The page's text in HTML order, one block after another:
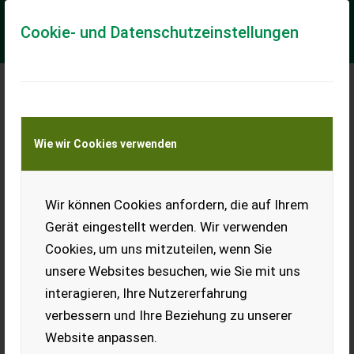
Cookie- und Datenschutzeinstellungen
Wie wir Cookies verwenden
Wir können Cookies anfordern, die auf Ihrem
Gerät eingestellt werden. Wir verwenden
Cookies, um uns mitzuteilen, wenn Sie
unsere Websites besuchen, wie Sie mit uns
interagieren, Ihre Nutzererfahrung
verbessern und Ihre Beziehung zu unserer
Website anpassen.
Meine Transportkostenanfrage
Transport von Land- und Baumaschinen –
KEINE Tiertransporte
Schäffer Schäffer 2024S
Schäffer
Zylinder-Dieselmotor Kubota D1105, 18,5 kW (25 PS)-
Hydrostatischer Allradantrieb mit automot...
EUR 29.990 inkl. 20 % MwSt.